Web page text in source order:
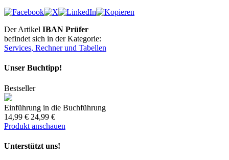
Der Artikel IBAN Prüfer
befindet sich in der Kategorie:
Services, Rechner und Tabellen
Unser Buchtipp!
Bestseller
Einführung in die Buchführung
14,99 € 24,99 €
Produkt anschauen
Unterstützt uns!